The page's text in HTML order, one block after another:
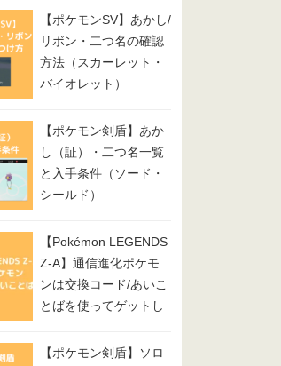
【ポケモンSV】あかし/
リボン・二つ名の確認
方法（スカーレット・
バイオレット）
【ポケモン剣盾】あか
し（証）・二つ名一覧
と入手条件（ソード・
シールド）
【Pokémon LEGENDS
Z-A】通信進化ポケモ
ンは交換コード/あいこ
とばを使ってゲットし
【ポケモン剣盾】ソロ